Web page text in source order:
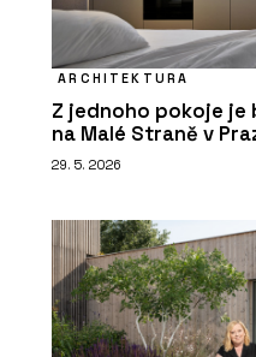
ARCHITEKTURA
Z jednoho pokoje
na Malé Straně v
29. 5. 2026